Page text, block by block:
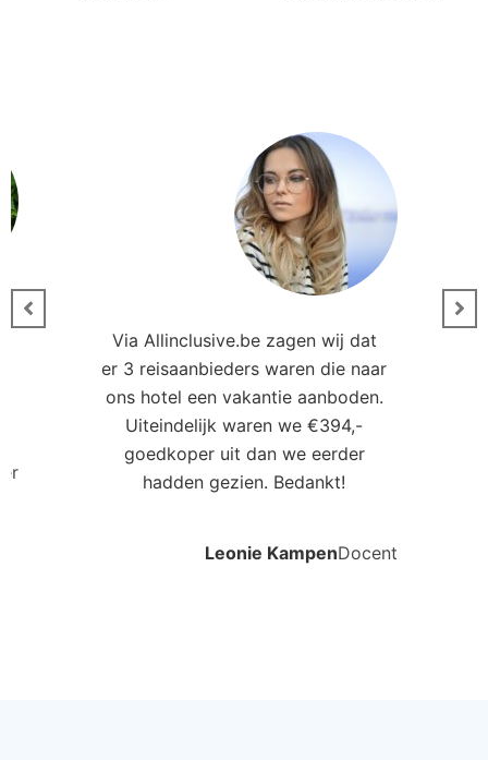
Via Allinclusive.be zagen wij dat
er 3 reisaanbieders waren die naar
ons hotel een vakantie aanboden.
Uiteindelijk waren we €394,-
goedkoper uit dan we eerder
hadden gezien. Bedankt!
Leonie KampenDocent